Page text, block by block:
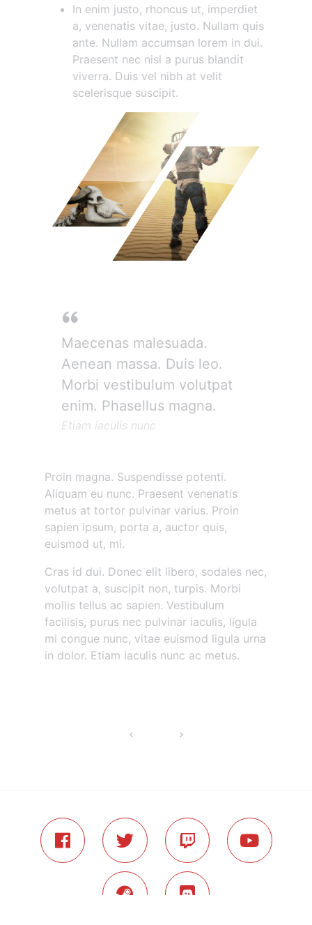
In enim justo, rhoncus ut, imperdiet
a, venenatis vitae, justo. Nullam quis
ante. Nullam accumsan lorem in dui.
Praesent nec nisl a purus blandit
viverra. Duis vel nibh at velit
scelerisque suscipit.
Maecenas malesuada.
Aenean massa. Duis leo.
Morbi vestibulum volutpat
enim. Phasellus magna.
Etiam iaculis nunc
Proin magna. Suspendisse potenti.
Aliquam eu nunc. Praesent venenatis
metus at tortor pulvinar varius. Proin
sapien ipsum, porta a, auctor quis,
euismod ut, mi.
Cras id dui. Donec elit libero, sodales nec,
volutpat a, suscipit non, turpis. Morbi
mollis tellus ac sapien. Vestibulum
facilisis, purus nec pulvinar iaculis, ligula
mi congue nunc, vitae euismod ligula urna
in dolor. Etiam iaculis nunc ac metus.